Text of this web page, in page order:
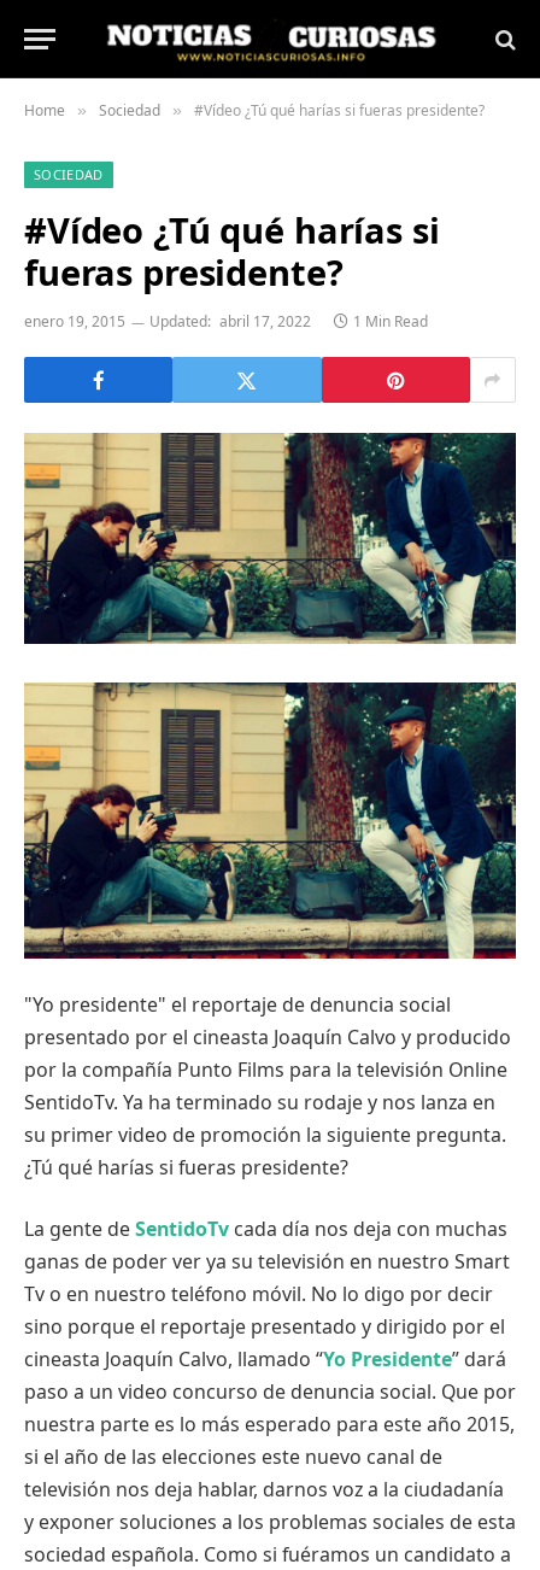
Home » Sociedad » #Vídeo ¿Tú qué harías si fueras presidente?
SOCIEDAD
#Vídeo ¿Tú qué harías si
fueras presidente?
enero 19, 2015 Updated: abril 17, 2022 1 Min Read
"Yo presidente" el reportaje de denuncia social
presentado por el cineasta Joaquín Calvo y producido
por la compañía Punto Films para la televisión Online
SentidoTv. Ya ha terminado su rodaje y nos lanza en
su primer video de promoción la siguiente pregunta.
¿Tú qué harías si fueras presidente?
La gente deSentidoTv cada día nos deja con muchas
ganas de poder ver ya su televisión en nuestro Smart
Tv o en nuestro teléfono móvil. No lo digo por decir
sino porque el reportaje presentado y dirigido por el
cineasta Joaquín Calvo, llamado “Yo Presidente” dará
paso a un video concurso de denuncia social. Que por
nuestra parte es lo más esperado para este año 2015,
si el año de las elecciones este nuevo canal de
televisión nos deja hablar, darnos voz a la ciudadanía
y exponer soluciones a los problemas sociales de esta
sociedad española. Como si fuéramos un candidato a